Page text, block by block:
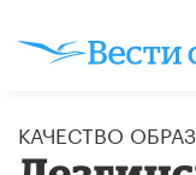
КАЧЕСТВО